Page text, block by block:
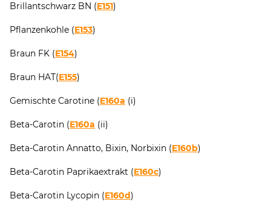
Brillantschwarz BN (E151)
Pflanzenkohle (E153)
Braun FK (E154)
Braun HAT(E155)
Gemischte Carotine (E160a (i)
Beta-Carotin (E160a (ii)
Beta-Carotin Annatto, Bixin, Norbixin (E160b)
Beta-Carotin Paprikaextrakt (E160c)
Beta-Carotin Lycopin (E160d)